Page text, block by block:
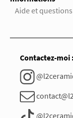
Aide et
Contactez-moi :